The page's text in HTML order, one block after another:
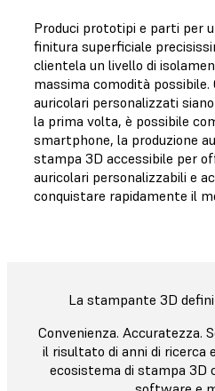
Produci prototipi e parti per
finitura superficiale
clientela un livello di
massima comodità possibile.
auricolari personalizzati
la prima volta, è possibile
smartphone, la produzione
stampa 3D accessibile per
auricolari personalizzabili e
conquistare rapidamente il
La stampante 3D
Convenienza. Accuratezza.
il risultato di anni di ricerca
ecosistema di stampa 3D